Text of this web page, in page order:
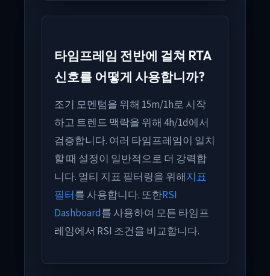
타임프레임 전반에 걸쳐 RTA
신호를 어떻게 사용합니까?
조기 모멘텀을 위해 15m/1h로 시작
하고 트렌드 맥락을 위해 4h/1d에서
검증합니다. 여러 타임프레임이 일치
할 때 설정이 일반적으로 더 강력합
니다. 멀티 지표 필터링을 위해지표
필터를 사용합니다. 또한RSI
Dashboard를 사용하여 모든 타임프
레임에서 RSI 조건을 비교합니다.